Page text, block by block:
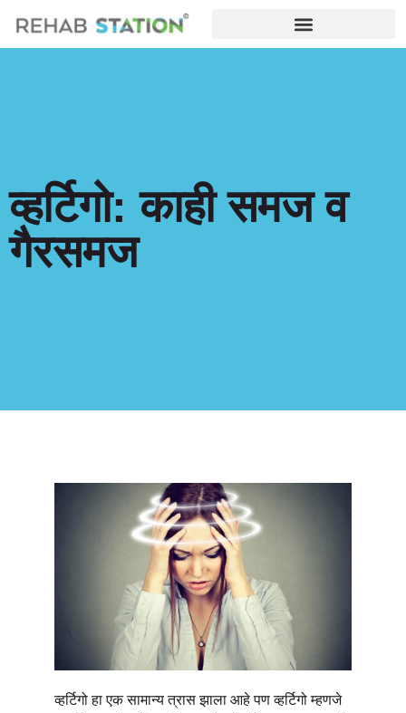
व्हर्टिगो: काही समज व
गैरसमज
व्हर्टिगो हा एक सामान्य त्रास झाला आहे पण व्हर्टिगो म्हणजे